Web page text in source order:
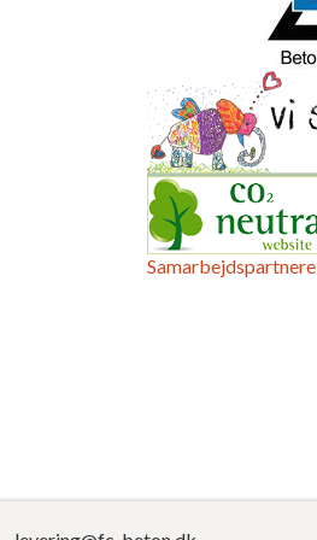
Samarbejdspartnere